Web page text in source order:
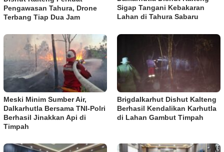
Pengawasan Tahura, Drone
Terbang Tiap Dua Jam
Sigap Tangani Kebakaran
Lahan di Tahura Sabaru
Meski Minim Sumber Air,
Dalkarhutla Bersama TNI-Polri
Berhasil Jinakkan Api di
Timpah
Brigdalkarhut Dishut Kalteng
Berhasil Kendalikan Karhutla
di Lahan Gambut Timpah